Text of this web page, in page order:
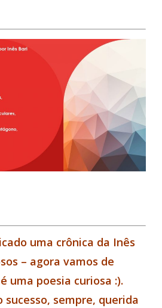
uma crônica da Inês
– agora vamos de
uma poesia curiosa :).
sucesso, sempre, querida